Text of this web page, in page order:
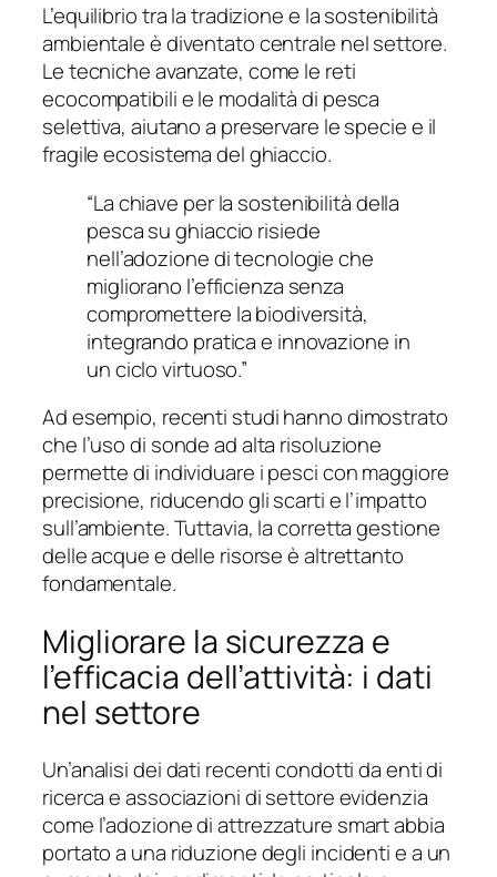
L’equilibrio tra la tradizione e la sostenibilità
ambientale è diventato centrale nel settore.
Le tecniche avanzate, come le reti
ecocompatibili e le modalità di pesca
selettiva, aiutano a preservare le specie e il
fragile ecosistema del ghiaccio.
“La chiave per la sostenibilità della
pesca su ghiaccio risiede
nell’adozione di tecnologie che
migliorano l’efficienza senza
compromettere la biodiversità,
integrando pratica e innovazione in
un ciclo virtuoso.”
Ad esempio, recenti studi hanno dimostrato
che l’uso di sonde ad alta risoluzione
permette di individuare i pesci con maggiore
precisione, riducendo gli scarti e l’impatto
sull’ambiente. Tuttavia, la corretta gestione
delle acque e delle risorse è altrettanto
fondamentale.
Migliorare la sicurezza e
l’efficacia dell’attività: i dati
nel settore
Un’analisi dei dati recenti condotti da enti di
ricerca e associazioni di settore evidenzia
come l’adozione di attrezzature smart abbia
portato a una riduzione degli incidenti e a un